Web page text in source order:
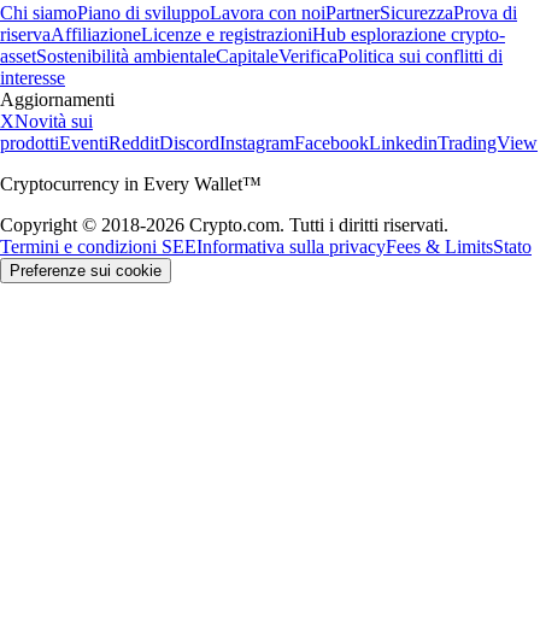
Chi siamoPiano di sviluppoLavora con noiPartnerSicurezzaProva di
riservaAffiliazioneLicenze e registrazioniHub esplorazione crypto-
assetSostenibilità ambientaleCapitaleVerificaPolitica sui conflitti di
interesse
Aggiornamenti
XNovità sui
prodottiEventiRedditDiscordInstagramFacebookLinkedinTradingView
Cryptocurrency in Every Wallet™
Copyright © 2018-2026 Crypto.com. Tutti i diritti riservati.
Termini e condizioni SEEInformativa sulla privacyFees & LimitsStato
Preferenze sui cookie